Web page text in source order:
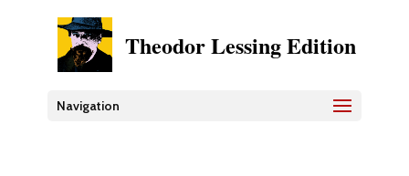
Theodor Lessing Edition
Navigation